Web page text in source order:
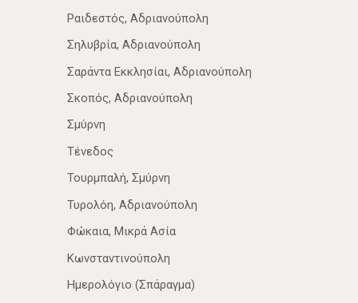
Ραιδεστός, Αδριανούπολη
Σηλυβρία, Αδριανούπολη
Σαράντα Εκκλησίαι, Αδριανούπολη
Σκοπός, Αδριανούπολη
Σμύρνη
Τένεδος
Τουρμπαλή, Σμύρνη
Τυρολόη, Αδριανούπολη
Φώκαια, Μικρά Ασία
Κωνσταντινούπολη
Ημερολόγιο (Σπάραγμα)